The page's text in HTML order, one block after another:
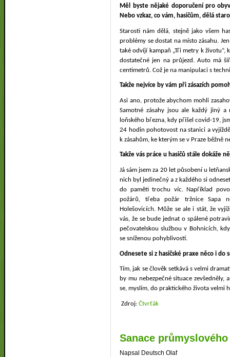
Měl byste nějaké doporučení pro
Nebo vzkaz, co vám, hasičům, dělá
Starosti nám dělá, stejně jako všem
problémy se dostat na místo zásahu.
také odvíjí kampaň „Tři metry k
dostatečné jen na průjezd. Auto má
centimetrů. Což je na manipulaci s
Takže nejvíce by vám při zásazích
Asi ano, protože abychom mohli
Samotné zásahy jsou ale každý jiný
loňského března, kdy přišel covid-19,
24 hodin pohotovost na stanici a
k zásahům, ke kterým se v Praze
Takže vás práce u hasičů stále dokáže
Já sám jsem za 20 let působení u
nich byl jedinečný a z každého si
do paměti trochu víc. Například
požárů, třeba požár tržnice Sapa
Holešovicích. Může se ale i stát, že
vás, že se bude jednat o spálené
pečovatelskou službou v Bohnicích,
se sníženou pohyblivostí.
Odnesete si z hasičské praxe něco i do
Tím, jak se člověk setkává s velmi
by mu nebezpečné situace
se, myslím, do praktického života velmi
Zdroj:Čtvrťák
Sanace
Napsal Deutsch Olaf